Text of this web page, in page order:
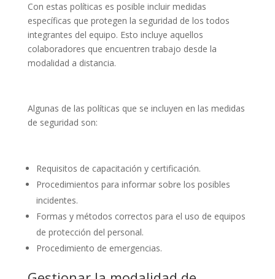
Con estas políticas es posible incluir medidas
específicas que protegen la seguridad de los todos
integrantes del equipo. Esto incluye aquellos
colaboradores que encuentren trabajo desde la
modalidad a distancia.
Algunas de las políticas que se incluyen en las medidas
de seguridad son:
Requisitos de capacitación y certificación.
Procedimientos para informar sobre los posibles
incidentes.
Formas y métodos correctos para el uso de equipos
de protección del personal.
Procedimiento de emergencias.